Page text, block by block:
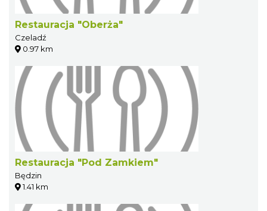
Restauracja "Oberża"
Czeladź
0.97 km
Restauracja "Pod Zamkiem"
Będzin
1.41 km